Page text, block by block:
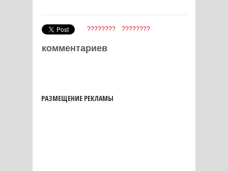
???????? ????????
комментариев
РАЗМЕЩЕНИЕ РЕКЛАМЫ